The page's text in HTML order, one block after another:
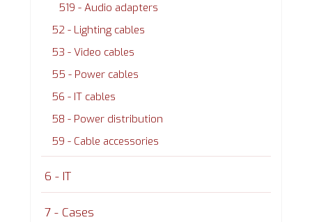
519 - Audio adapters
52 - Lighting cables
53 - Video cables
55 - Power cables
56 - IT cables
58 - Power distribution
59 - Cable accessories
6 - IT
7 - Cases